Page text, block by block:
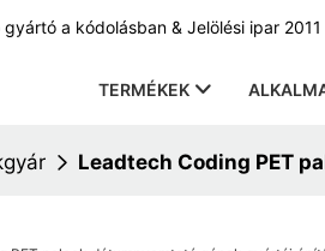
a kódolásban & Jelölési ipar 2011
TERMÉKEK
Leadtech Coding PET